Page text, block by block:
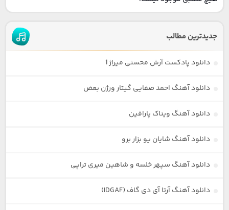
جدیدترین مطالب
دانلود پادکست آرش محسنی میراژ 1
دانلود آهنگ احمد صفایی گیتار ورژن بعض
دانلود آهنگ ویناک پارافین
دانلود آهنگ شایان یو بزار برو
دانلود آهنگ سپهر خلسه و شاهین میری تراپی
دانلود آهنگ آرتا آی دی گاف (IDGAF)